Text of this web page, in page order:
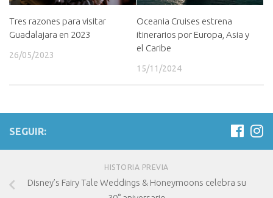
Tres razones para visitar
Guadalajara en 2023
26/05/2023
Oceania Cruises estrena
itinerarios por Europa, Asia y
el Caribe
15/11/2024
SEGUIR:
HISTORIA PREVIA
Disney’s Fairy Tale Weddings & Honeymoons celebra su